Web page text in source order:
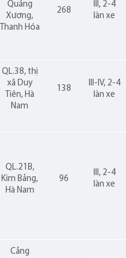
Quảng
Xương,
Thanh Hóa
268
III, 2-4
làn xe
QL.38, thị
xã Duy
Tiên, Hà
Nam
138
III-IV, 2-4
làn xe
QL.21B,
Kim Bảng,
Hà Nam
96
III, 2-4
làn xe
Cảng